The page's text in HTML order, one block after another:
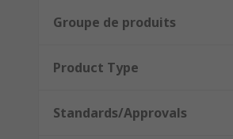
Groupe de produits
Product Type
Standards/Approvals